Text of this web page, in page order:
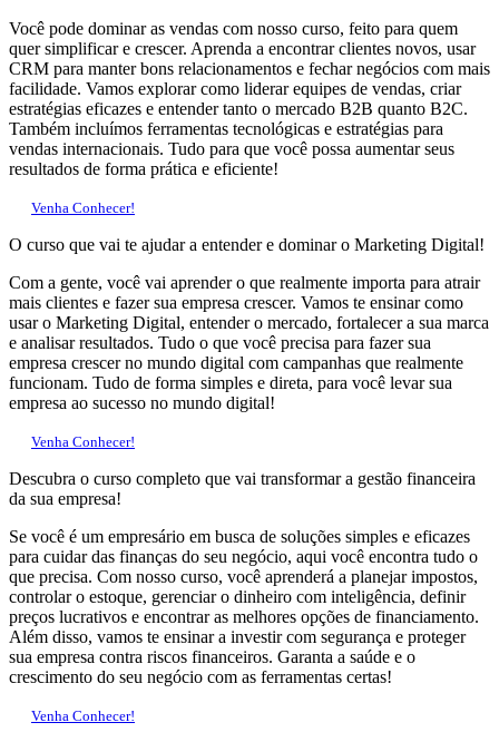
Você pode dominar as vendas com nosso curso, feito para quem
quer simplificar e crescer. Aprenda a encontrar clientes novos, usar
CRM para manter bons relacionamentos e fechar negócios com mais
facilidade. Vamos explorar como liderar equipes de vendas, criar
estratégias eficazes e entender tanto o mercado B2B quanto B2C.
Também incluímos ferramentas tecnológicas e estratégias para
vendas internacionais. Tudo para que você possa aumentar seus
resultados de forma prática e eficiente!
Venha Conhecer!
O curso que vai te ajudar a entender e dominar o Marketing Digital!
Com a gente, você vai aprender o que realmente importa para atrair
mais clientes e fazer sua empresa crescer. Vamos te ensinar como
usar o Marketing Digital, entender o mercado, fortalecer a sua marca
e analisar resultados. Tudo o que você precisa para fazer sua
empresa crescer no mundo digital com campanhas que realmente
funcionam. Tudo de forma simples e direta, para você levar sua
empresa ao sucesso no mundo digital!
Venha Conhecer!
Descubra o curso completo que vai transformar a gestão financeira
da sua empresa!
Se você é um empresário em busca de soluções simples e eficazes
para cuidar das finanças do seu negócio, aqui você encontra tudo o
que precisa. Com nosso curso, você aprenderá a planejar impostos,
controlar o estoque, gerenciar o dinheiro com inteligência, definir
preços lucrativos e encontrar as melhores opções de financiamento.
Além disso, vamos te ensinar a investir com segurança e proteger
sua empresa contra riscos financeiros. Garanta a saúde e o
crescimento do seu negócio com as ferramentas certas!
Venha Conhecer!